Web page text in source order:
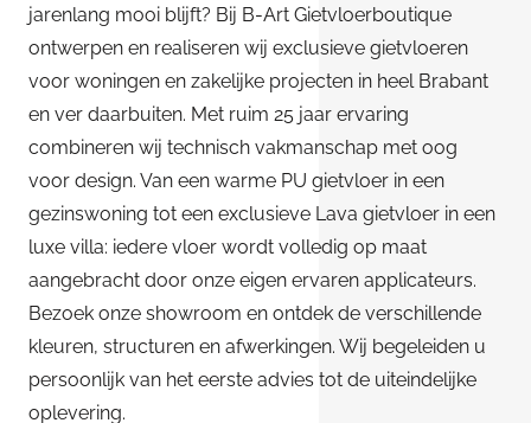
jarenlang mooi blijft? Bij B-Art Gietvloerboutique
ontwerpen en realiseren wij exclusieve gietvloeren
voor woningen en zakelijke projecten in heel Brabant
en ver daarbuiten. Met ruim 25 jaar ervaring
combineren wij technisch vakmanschap met oog
voor design. Van een warme PU gietvloer in een
gezinswoning tot een exclusieve Lava gietvloer in een
luxe villa: iedere vloer wordt volledig op maat
aangebracht door onze eigen ervaren applicateurs.
Bezoek onze showroom en ontdek de verschillende
kleuren, structuren en afwerkingen. Wij begeleiden u
persoonlijk van het eerste advies tot de uiteindelijke
oplevering.